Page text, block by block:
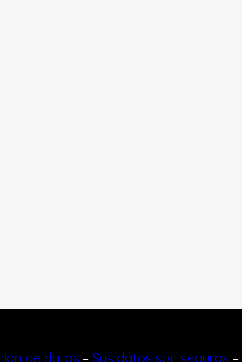
de datos – Sus datos son seguros –